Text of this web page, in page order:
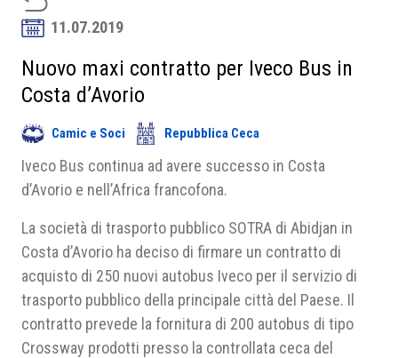
Sviluppo Mercato
Soci
Partner
Progetti
Area riservata
11.07.2019
Nuovo maxi contratto per Iveco Bus in
Costa d’Avorio
Camic e Soci Repubblica Ceca
Iveco Bus continua ad avere successo in Costa
d’Avorio e nell’Africa francofona.
La società di trasporto pubblico SOTRA di Abidjan in
Costa d’Avorio ha deciso di firmare un contratto di
acquisto di 250 nuovi autobus Iveco per il servizio di
trasporto pubblico della principale città del Paese. Il
contratto prevede la fornitura di 200 autobus di tipo
Crossway prodotti presso la controllata ceca del